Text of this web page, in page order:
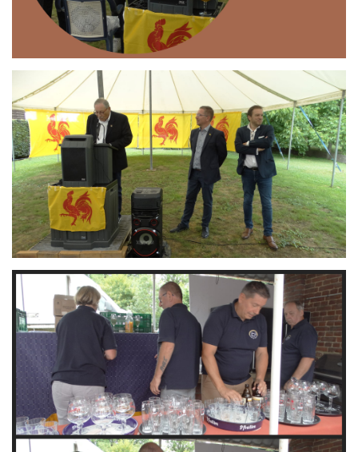
Branding
ARMCHAIR
Branding
ARMCHAIR